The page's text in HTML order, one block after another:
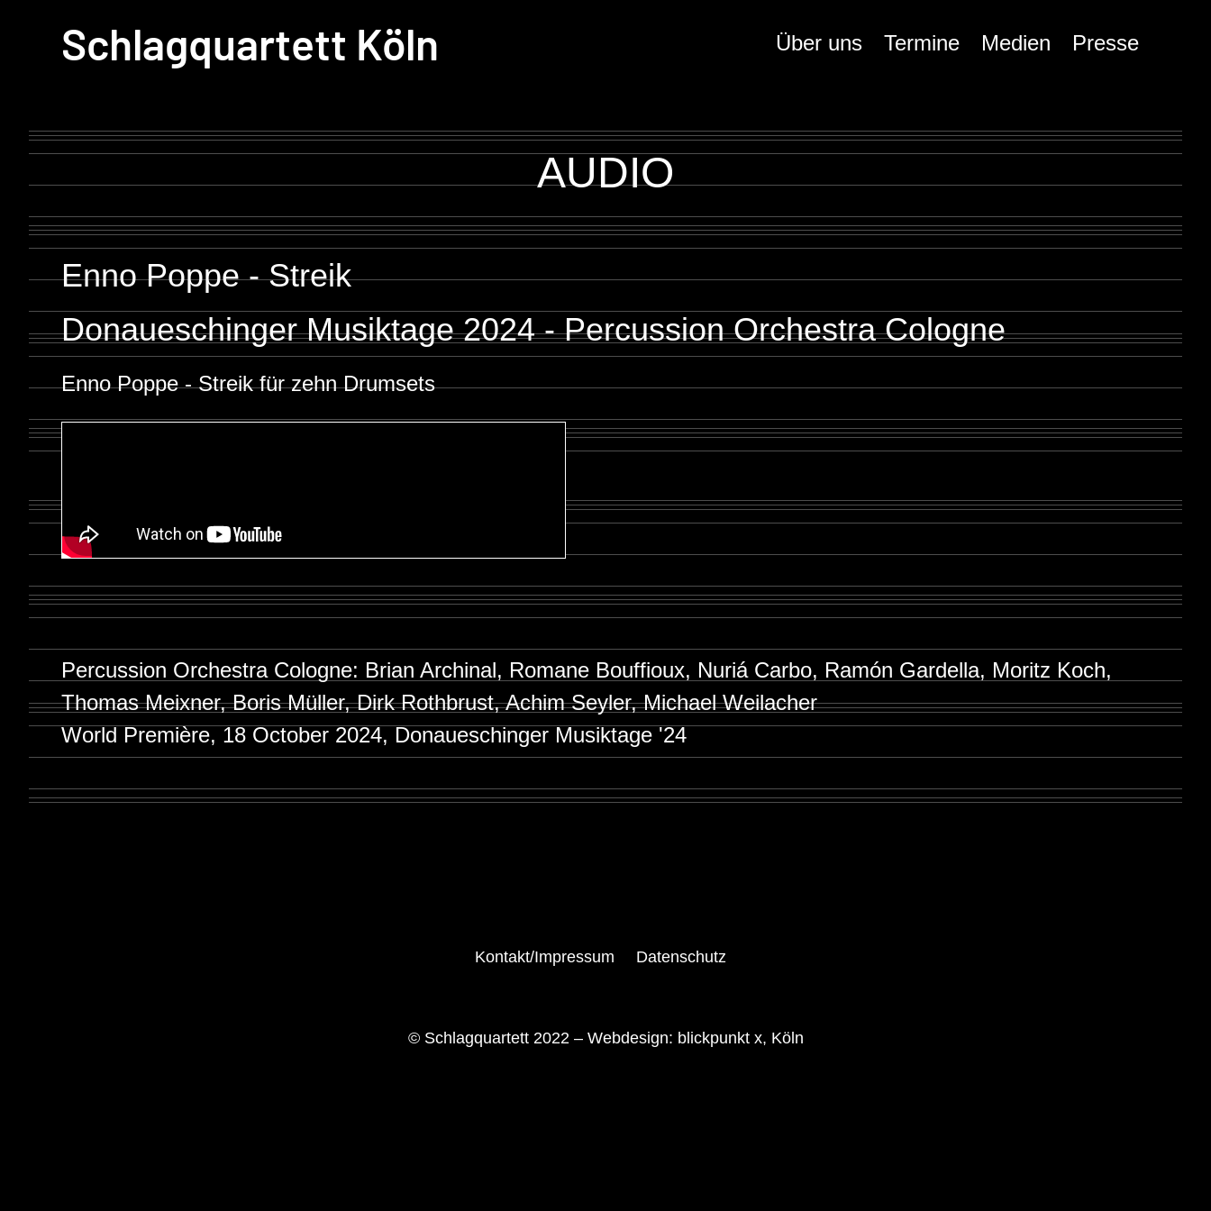
Schlagquartett Köln Über uns Termine Medien Presse
AUDIO
Enno Poppe - Streik
Donaueschinger Musiktage 2024 - Percussion Orchestra Cologne
Enno Poppe - Streik für zehn Drumsets
Percussion Orchestra Cologne: Brian Archinal, Romane Bouffioux, Nuriá Carbo, Ramón Gardella, Moritz Koch,
Thomas Meixner, Boris Müller, Dirk Rothbrust, Achim Seyler, Michael Weilacher
World Première, 18 October 2024, Donaueschinger Musiktage '24
Kontakt/Impressum Datenschutz
© Schlagquartett 2022 – Webdesign: blickpunkt x, Köln